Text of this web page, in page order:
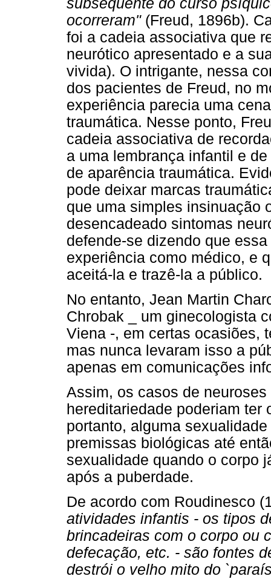
ocorreram"(Freud, 1896b).
foi a cadeia associativa que
neurótico apresentado e a
vivida). O intrigante, nessa
dos pacientes de Freud, no
experiência parecia uma
traumática. Nesse ponto,
cadeia associativa de
a uma lembrança infantil e
de aparência traumática.
pode deixar marcas
que uma simples insinuação
desencadeado sintomas
defende-se dizendo que
experiência como médico, e
aceitá-la e trazê-la a público.
No entanto, Jean Martin
Chrobak _ um ginecologista
Viena -, em certas ocasiões,
mas nunca levaram isso a
apenas em comunicações
Assim, os casos de
hereditariedade poderiam
portanto, alguma
premissas biológicas até
sexualidade quando o corpo
após a puberdade.
De acordo com Roudinesco
atividades infantis - os tipos
brincadeiras com o corpo ou
defecação, etc. - são fontes
destrói o velho mito do